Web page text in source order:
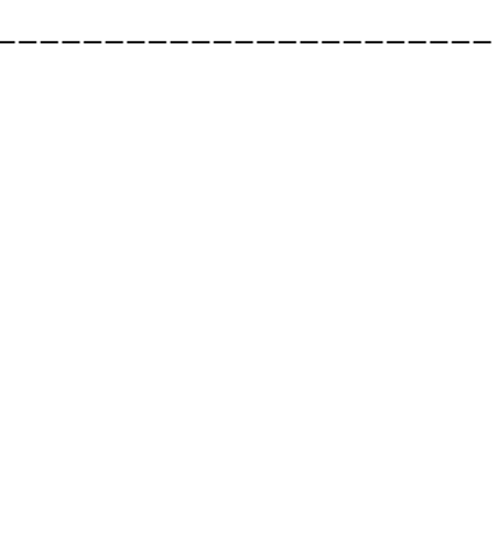
ーーーーーーーーーーーーーーーーーーーーーー